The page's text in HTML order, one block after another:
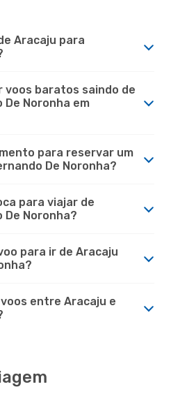
Aracaju para
voos baratos saindo de
Noronha em
para reservar um
De Noronha?
para viajar de
De Noronha?
para ir de Aracaju
entre Aracaju e